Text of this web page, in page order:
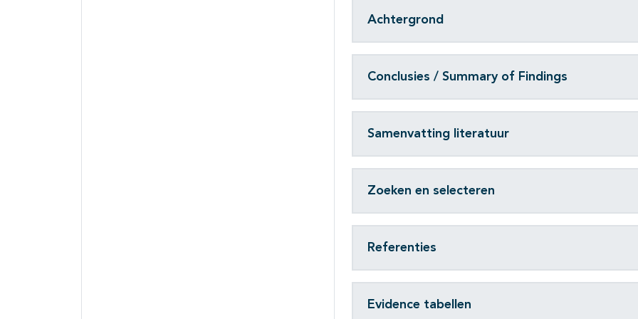
Achtergrond
Conclusies / Summary of Findings
Samenvatting literatuur
Zoeken en selecteren
Referenties
Evidence tabellen